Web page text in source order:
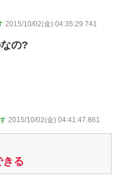
2015/10/02(金) 04:35:29.741
の?
2015/10/02(金) 04:41:47.861
きる